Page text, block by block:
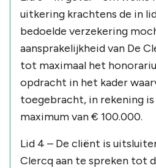
uitkering krachtens de in
bedoelde verzekering
aansprakelijkheid van De
tot maximaal het
opdracht in het kader
toegebracht, in rekening
maximum van € 100.000.
Lid 4 – De cliënt is
Clercq aan te spreken tot